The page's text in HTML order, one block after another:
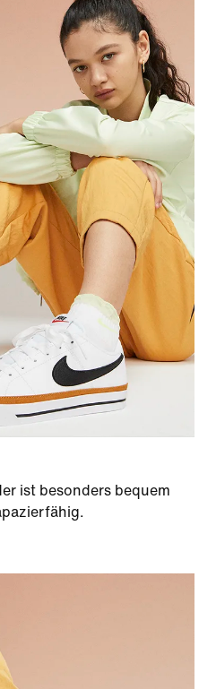
ist besonders bequem